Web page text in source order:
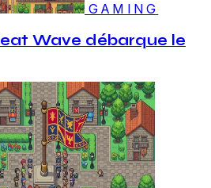
GAMING
Wave débarque le